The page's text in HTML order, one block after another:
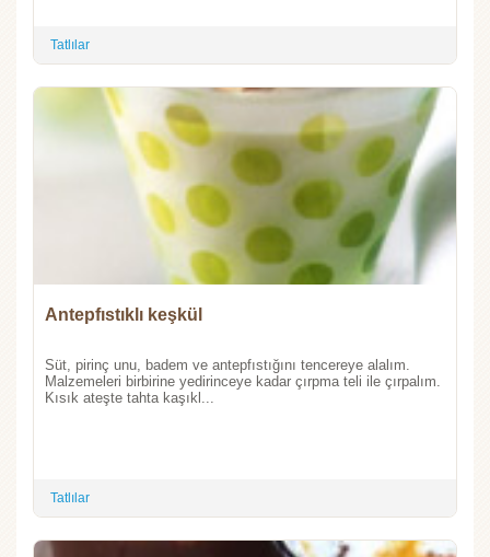
Tatlılar
Antepfıstıklı keşkül
Süt, pirinç unu, badem ve antepfıstığını tencereye alalım.
Malzemeleri birbirine yedirinceye kadar çırpma teli ile çırpalım.
Kısık ateşte tahta kaşıkl...
Tatlılar